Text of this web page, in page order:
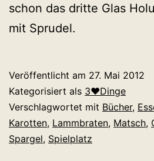
schon das dritte Glas
mit Sprudel.
Veröffentlicht am 27. Mai 2012
Kategorisiert als 3♥Dinge
Verschlagwortet mit Bücher,
Karotten, Lammbraten, Matsch,
Spargel, Spielplatz